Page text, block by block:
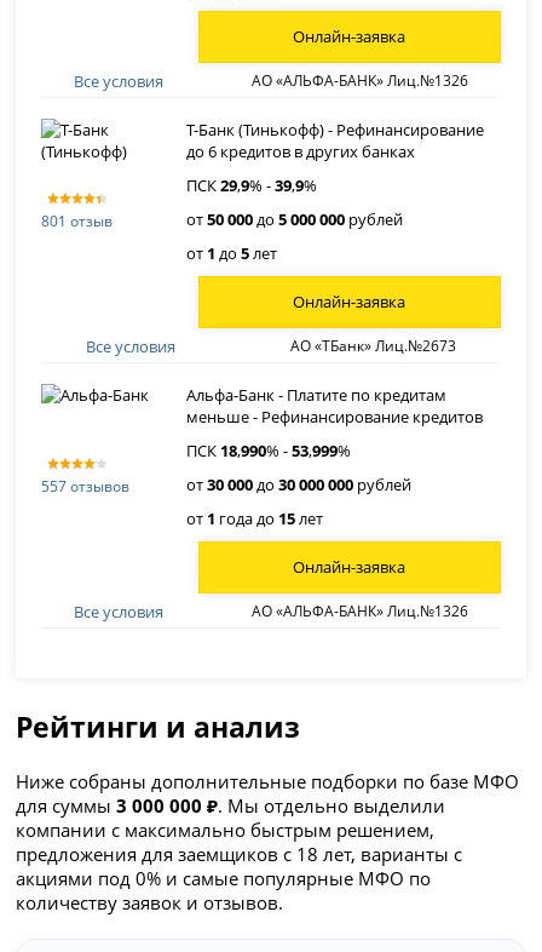
Все условия АО «АЛЬФА-БАНК» Лиц.№1326
Онлайн-заявка
801 отзыв
Т-Банк (Тинькофф) - Рефинансирование
до 6 кредитов в других банках
ПСК29,9% -39,9%
от50 000до5 000 000 рублей
от 1 до5лет
Все условия АО «ТБанк» Лиц.№2673
Онлайн-заявка
557 отзывов
Альфа-Банк - Платите по кредитам
меньше - Рефинансирование кредитов
ПСК 18,990% -53,999%
от30 000до30 000 000 рублей
от 1 года до 15лет
Все условия АО «АЛЬФА-БАНК» Лиц.№1326
Онлайн-заявка
Рейтинги и анализ
Ниже собраны дополнительные подборки по базе МФО
для суммы3 000 000 ₽. Мы отдельно выделили
компании с максимально быстрым решением,
предложения для заемщиков с 18 лет, варианты с
акциями под 0% и самые популярные МФО по
количеству заявок и отзывов.